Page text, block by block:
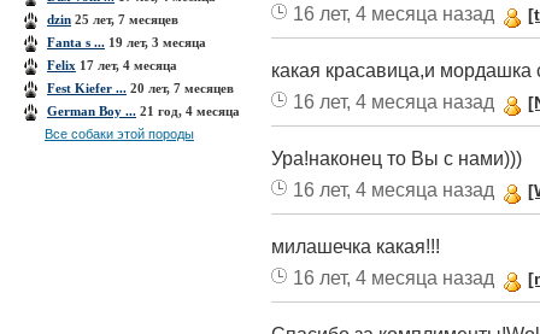
dzin 25 лет, 7 месяцев
Fanta s ... 19 лет, 3 месяца
Felix 17 лет, 4 месяца
Fest Kiefer ... 20 лет, 7 месяцев
German Boy ... 21 год, 4 месяца
Все собаки этой породы
16 лет, 4 месяца назад
какая красавица,и мордашка
16 лет, 4 месяца назад
Ура!наконец то Вы с нами)))
16 лет, 4 месяца назад
милашечка какая!!!
16 лет, 4 месяца назад